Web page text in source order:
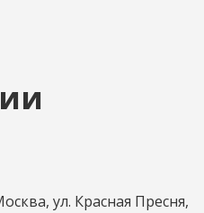
ул. Красная Пресня,